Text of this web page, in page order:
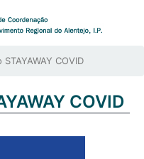
COVID
COVID